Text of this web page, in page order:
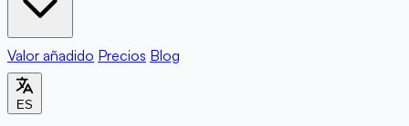
Valor añadido Precios Blog
ES